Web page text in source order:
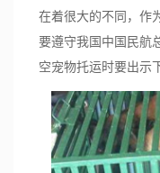
在着很大的不同，作
要遵守我国中国民航
空宠物托运时要出示